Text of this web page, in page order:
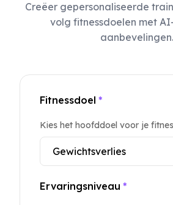
Creëer gepersonaliseerde
volg fitnessdoelen met
aanbevelingen.
Fitnessdoel *
Kies het hoofddoel voor je
Ervaringsniveau *